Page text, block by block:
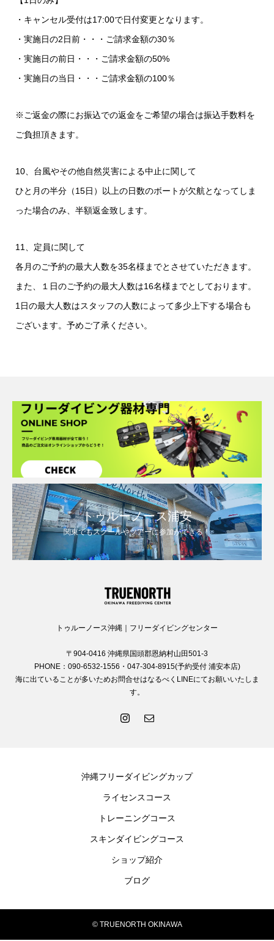
・キャンセル受付は17:00で日付変更となります。
・実施日の2日前・・・ご請求金額の30％
・実施日の前日・・・ご請求金額の50%
・実施日の当日・・・ご請求金額の100％
※ご返金の際にお振込での返金をご希望の場合は振込手数料を
ご負担頂きます。
10、台風やその他自然災害による中止に関して
ひと月の半分（15日）以上の日数のボートが欠航となってしま
った場合のみ、半額返金致します。
11、定員に関して
各月のご予約の最大人数を35名様までとさせていただきます。
また、１日のご予約の最大人数は16名様までとしております。
1日の最大人数はスタッフの人数によって多少上下する場合も
ございます。予めご了承ください。
トゥルーノース浦安
関東でもスクールやツアーに参加ができる！
トゥルーノース沖縄｜フリーダイビングセンター
〒904-0416 沖縄県国頭郡恩納村山田501-3
PHONE：090-6532-1556・047-304-8915(予約受付 浦安本店)
海に出ていることが多いためお問合せはなるべくLINEにてお願いいたしま
す。
沖縄フリーダイビングカップ
ライセンスコース
トレーニングコース
スキンダイビングコース
ショップ紹介
ブログ
© TRUENORTH OKINAWA